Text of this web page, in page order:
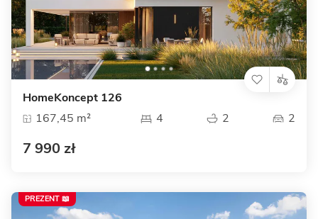
HomeKoncept 126
167,45 m²
4 2 2
7 990 zł
PREZENT 📖